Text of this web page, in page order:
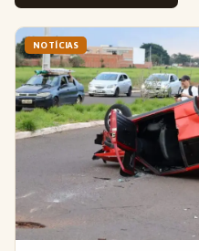
NOTÍCIAS